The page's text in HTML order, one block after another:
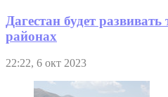
Дагестан будет
районах
22:22, 6 окт 2023